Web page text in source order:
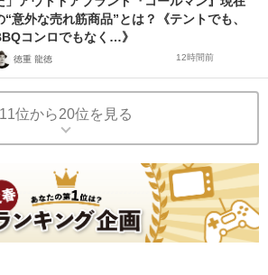
“意外な売れ筋商品”とは？《テントでも、
コンロでもなく…》
徳重 龍徳 12時間前
11位から20位を見る